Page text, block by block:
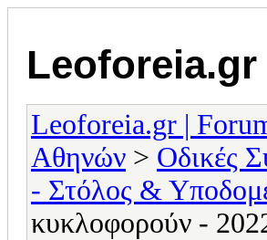
Leoforeia.gr |
Αθηνών > Οδικές
- Στόλος &
κυκλοφορούν -